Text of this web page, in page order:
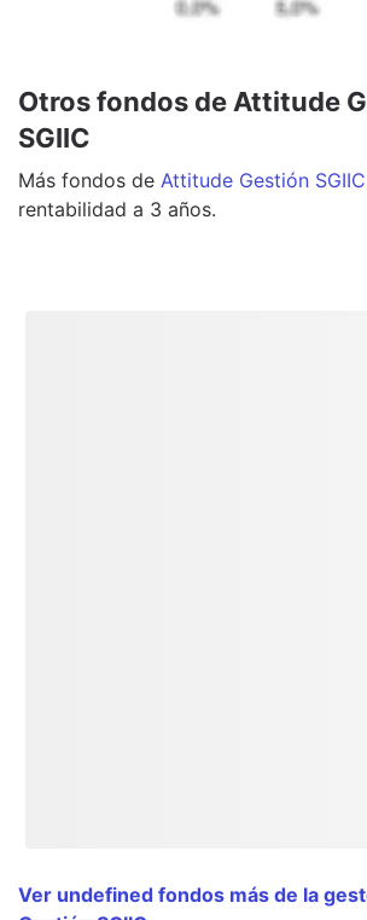
Otros fondos de Attitude
SGIIC
Más fondos de Attitude Gestión SGIIC
rentabilidad a 3 años.
Ver undefined fondos más de la